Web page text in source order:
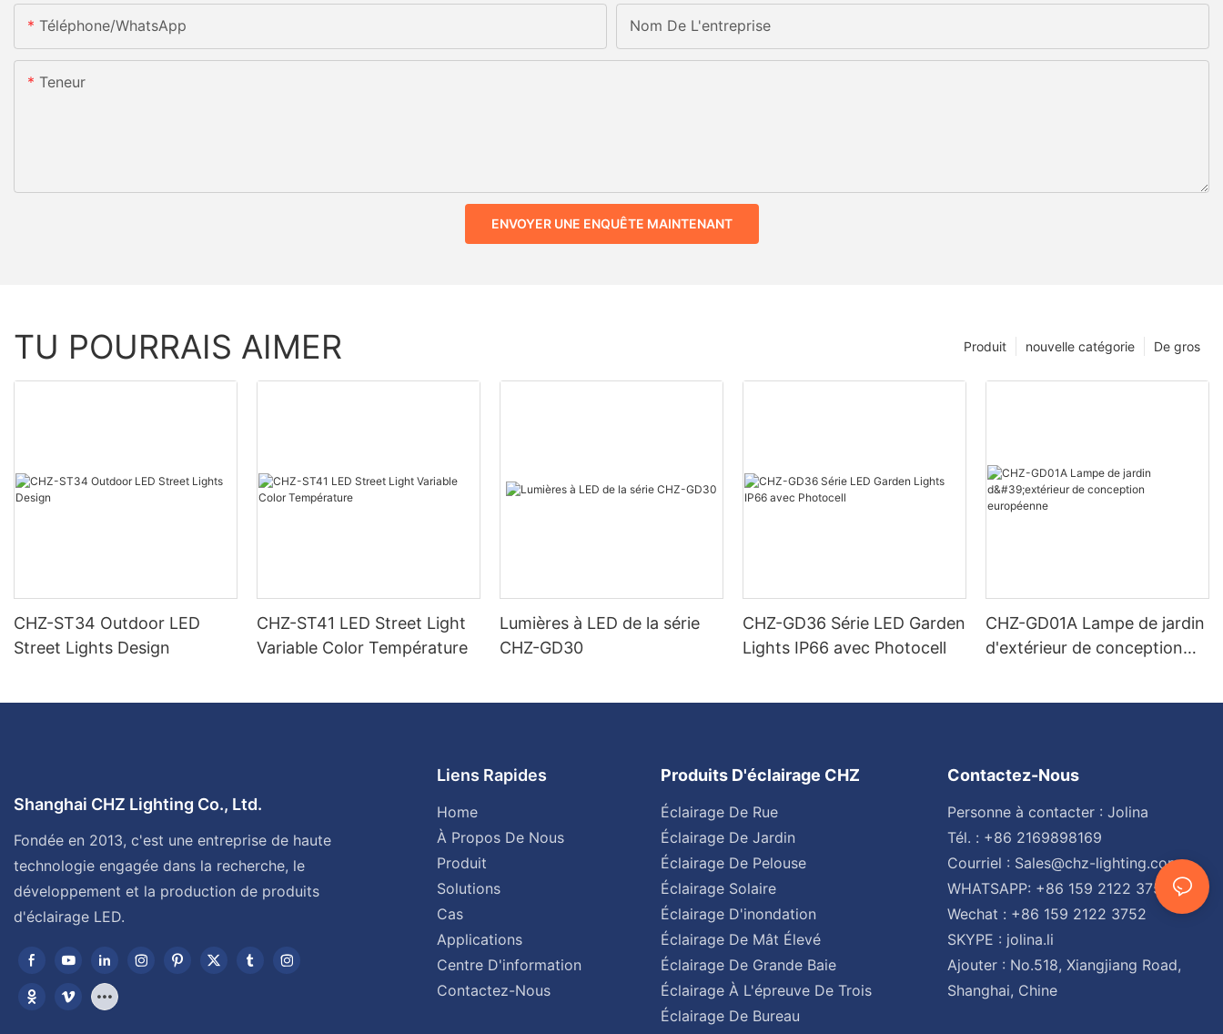
Téléphone/WhatsApp Nom De L'entreprise
Teneur
ENVOYER UNE ENQUÊTE MAINTENANT
TU POURRAIS AIMER De gros
nouvelle catégorie
Produit
CHZ-ST34 Outdoor LED
Street Lights Design
CHZ-ST41 LED Street Light
Variable Color Température
Lumières à LED de la série
CHZ-GD30
CHZ-GD36 Série LED Garden
Lights IP66 avec Photocell
CHZ-GD01A Lampe de jardin
d'extérieur de conception
Shanghai CHZ Lighting Co., Ltd.
Fondée en 2013, c'est une entreprise de haute
technologie engagée dans la recherche, le
développement et la production de produits
d'éclairage LED.
Liens Rapides
Home
À Propos De Nous
Produit
Solutions
Cas
Applications
Centre D'information
Contactez-Nous
Produits D'éclairage CHZ
Éclairage De Rue
Éclairage De Jardin
Éclairage De Pelouse
Éclairage Solaire
Éclairage D'inondation
Éclairage De Mât Élevé
Éclairage De Grande Baie
Éclairage À L'épreuve De Trois
Éclairage De Bureau
Contactez-Nous
Personne à contacter : Jolina
Tél. : +86 2169898169
Courriel : Sales@chz-lighting.com
WHATSAPP: +86 159 2122 3752
Wechat : +86 159 2122 3752
SKYPE : jolina.li
Ajouter : No.518, Xiangjiang Road,
Shanghai, Chine